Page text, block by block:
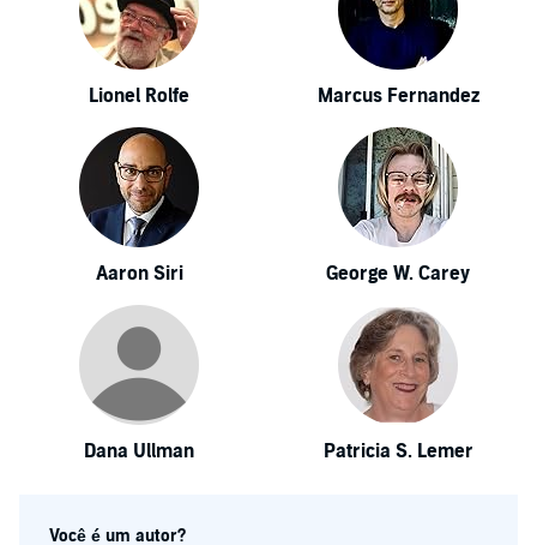
Lionel Rolfe Marcus Fernandez
Aaron Siri George W. Carey
Dana Ullman Patricia S. Lemer
Você é um autor?